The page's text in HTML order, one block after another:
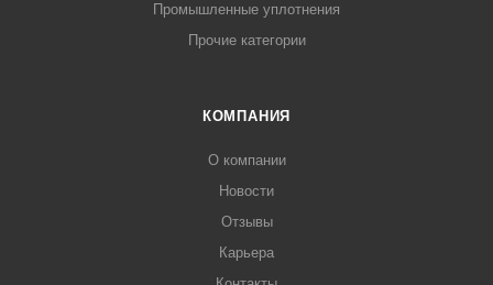
Промышленные уплотнения
Прочие категории
КОМПАНИЯ
О компании
Новости
Отзывы
Карьера